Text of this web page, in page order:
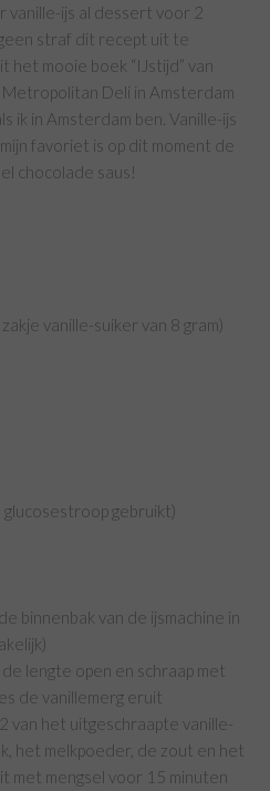
vanille-ijs al dessert voor 2
straf dit recept uit te
mooie boek “IJstijd” van
Deli in Amsterdam
ik in Amsterdam ben. Vanille-ijs
favoriet is op dit moment de
chocolade saus!
vanille-suiker van 8 gram)
glucosestroop gebruikt)
binnenbak van de ijsmachine in
lengte open en schraap met
de vanillemerg eruit
van het uitgeschraapte vanille-
het melkpoeder, de zout en het
met mengsel voor 15 minuten